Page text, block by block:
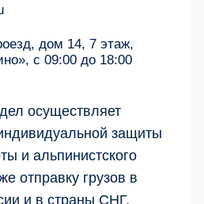
дом 14, 7 этаж,
с 09:00 до 18:00
осуществляет
защиты
и альпинистского
отправку грузов в
и в страны СНГ.